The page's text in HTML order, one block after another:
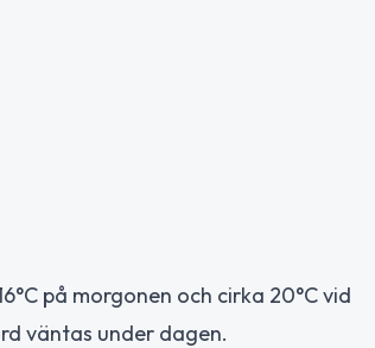
på morgonen och cirka 20°C vid
väntas under dagen.